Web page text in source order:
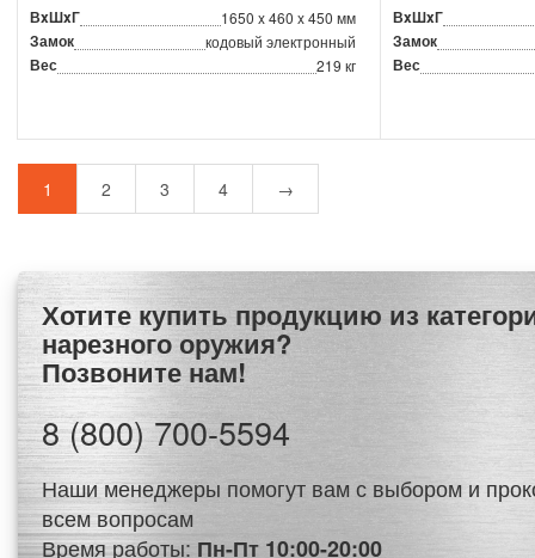
ВxШxГ 1650 x 460 x 450 мм
Замок кодовый электронный
Вес 219 кг
ВxШxГ
Замок
Вес
1 2 3 4 →
Хотите купить продукцию из категории Сейфы для
нарезного оружия?
Позвоните нам!
8 (800) 700-5594
Наши менеджеры помогут вам с выбором и
всем вопросам
Время работы: Пн-Пт 10:00-20:00